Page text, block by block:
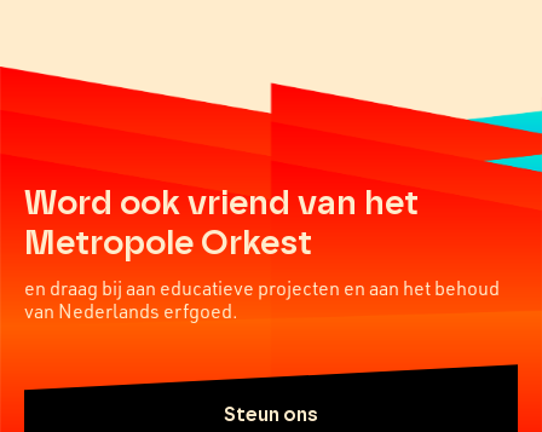
Word ook vriend van het
Metropole Orkest
en draag bij aan educatieve projecten en aan het behoud
van Nederlands erfgoed.
Steun ons